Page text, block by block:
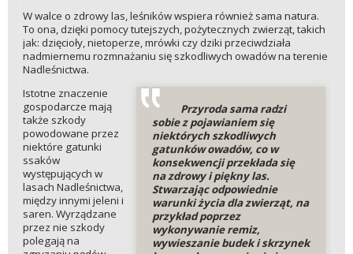
W walce o zdrowy las, leśników wspiera również sama natura.
To ona, dzięki pomocy tutejszych, pożytecznych zwierząt, takich
jak: dzięcioły, nietoperze, mrówki czy dziki przeciwdziała
nadmiernemu rozmnażaniu się szkodliwych owadów na terenie
Nadleśnictwa.
Przyroda sama radzi
sobie z pojawianiem się
niektórych szkodliwych
gatunków owadów, co w
konsekwencji przekłada się
na zdrowy i piękny las.
Stwarzając odpowiednie
warunki życia dla zwierząt, na
przykład poprzez
wykonywanie remiz,
wywieszanie budek i skrzynek
Istotne znaczenie
gospodarcze mają
także szkody
powodowane przez
niektóre gatunki
ssaków
występujących w
lasach Nadleśnictwa,
między innymi jeleni i
saren. Wyrządzane
przez nie szkody
polegają na